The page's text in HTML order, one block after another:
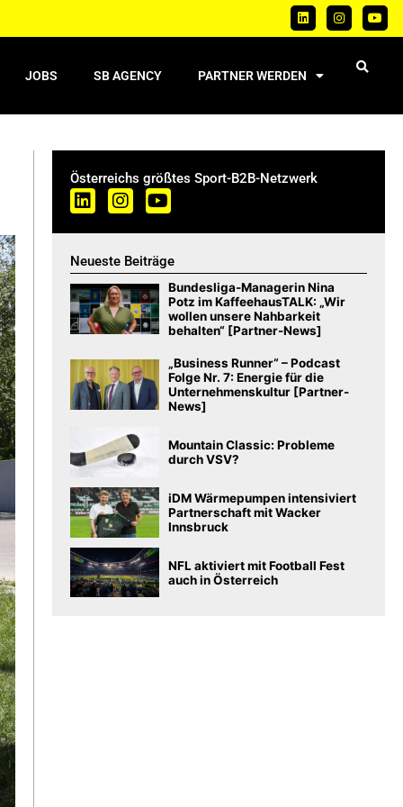
JOBS SB AGENCY PARTNER WERDEN
Österreichs größtes Sport-B2B-Netzwerk
Neueste Beiträge
Bundesliga-Managerin Nina
Potz im KaffeehausTALK: „Wir
wollen unsere Nahbarkeit
behalten“ [Partner-News]
„Business Runner“ – Podcast
Folge Nr. 7: Energie für die
Unternehmenskultur [Partner-
News]
Mountain Classic: Probleme
durch VSV?
iDM Wärmepumpen intensiviert
Partnerschaft mit Wacker
Innsbruck
NFL aktiviert mit Football Fest
auch in Österreich